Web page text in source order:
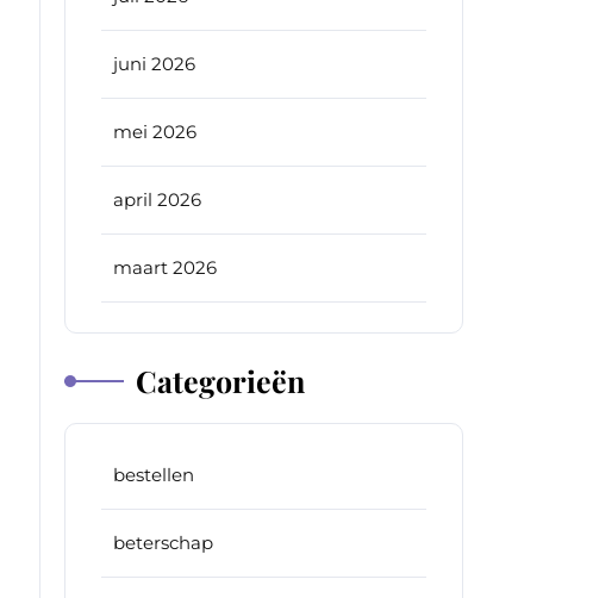
juni 2026
mei 2026
april 2026
maart 2026
Categorieën
bestellen
beterschap